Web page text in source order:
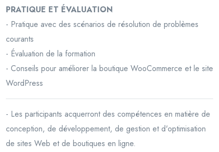
PRATIQUE ET ÉVALUATION
- Pratique avec des scénarios de résolution de problèmes
courants
- Évaluation de la formation
- Conseils pour améliorer la boutique WooCommerce et le site
WordPress
- Les participants acquerront des compétences en matière de
conception, de développement, de gestion et d'optimisation
de sites Web et de boutiques en ligne.